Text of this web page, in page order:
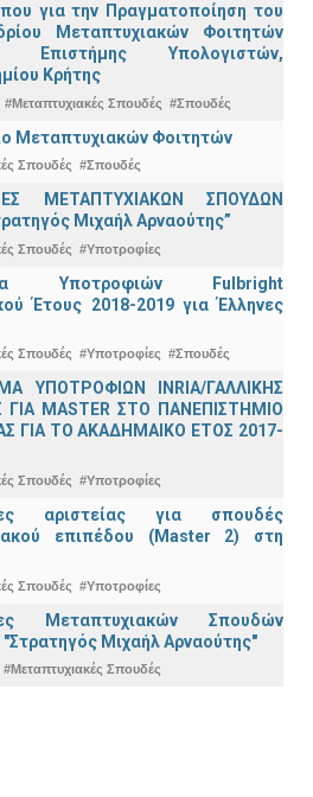
για την Πραγματοποίηση του
Μεταπτυχιακών Φοιτητών
Επιστήμης Υπολογιστών,
Κρήτης
#Μεταπτυχιακές Σπουδές #Σπουδές
Μεταπτυχιακών Φοιτητών
Σπουδές #Σπουδές
ΜΕΤΑΠΤΥΧΙΑΚΩΝ ΣΠΟΥΔΩΝ
Μιχαήλ Αρναούτης”
Σπουδές #Υποτροφίες
Υποτροφιών Fulbright
Έτους 2018-2019 για Έλληνες
Σπουδές #Υποτροφίες #Σπουδές
ΥΠΟΤΡΟΦΙΩΝ INRIA/ΓΑΛΛΙΚΗΣ
ΓΙΑ ΜASTER ΣΤΟ ΠΑΝΕΠΙΣΤΗΜΙΟ
ΓΙΑ ΤΟ ΑΚΑΔΗΜΑΙΚΟ ΕΤΟΣ 2017-
Σπουδές #Υποτροφίες
αριστείας για σπουδές
επιπέδου (Master 2) στη
Σπουδές #Υποτροφίες
Μεταπτυχιακών Σπουδών
"Στρατηγός Μιχαήλ Αρναούτης"
#Μεταπτυχιακές Σπουδές